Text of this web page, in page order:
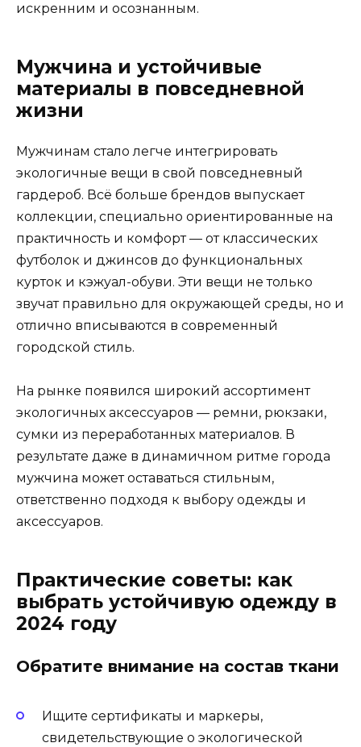
искренним и осознанным.
Мужчина и устойчивые
материалы в повседневной
жизни
Мужчинам стало легче интегрировать
экологичные вещи в свой повседневный
гардероб. Всё больше брендов выпускает
коллекции, специально ориентированные на
практичность и комфорт — от классических
футболок и джинсов до функциональных
курток и кэжуал-обуви. Эти вещи не только
звучат правильно для окружающей среды, но и
отлично вписываются в современный
городской стиль.
На рынке появился широкий ассортимент
экологичных аксессуаров — ремни, рюкзаки,
сумки из переработанных материалов. В
результате даже в динамичном ритме города
мужчина может оставаться стильным,
ответственно подходя к выбору одежды и
аксессуаров.
Практические советы: как
выбрать устойчивую одежду в
2024 году
Обратите внимание на состав ткани
Ищите сертификаты и маркеры,
свидетельствующие о экологической